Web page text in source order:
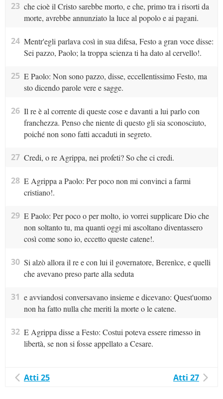
23 che cioè il Cristo sarebbe morto, e che, primo tra i risorti da
morte, avrebbe annunziato la luce al popolo e ai pagani.
24 Mentr'egli parlava così in sua difesa, Festo a gran voce disse:
Sei pazzo, Paolo; la troppa scienza ti ha dato al cervello!.
25 E Paolo: Non sono pazzo, disse, eccellentissimo Festo, ma
sto dicendo parole vere e sagge.
26 Il re è al corrente di queste cose e davanti a lui parlo con
franchezza. Penso che niente di questo gli sia sconosciuto,
poiché non sono fatti accaduti in segreto.
27 Credi, o re Agrippa, nei profeti? So che ci credi.
28 E Agrippa a Paolo: Per poco non mi convinci a farmi
cristiano!.
29 E Paolo: Per poco o per molto, io vorrei supplicare Dio che
non soltanto tu, ma quanti oggi mi ascoltano diventassero
così come sono io, eccetto queste catene!.
30 Si alzò allora il re e con lui il governatore, Berenìce, e quelli
che avevano preso parte alla seduta
31 e avviandosi conversavano insieme e dicevano: Quest'uomo
non ha fatto nulla che meriti la morte o le catene.
32 E Agrippa disse a Festo: Costui poteva essere rimesso in
libertà, se non si fosse appellato a Cesare.
Atti 25 Atti 27